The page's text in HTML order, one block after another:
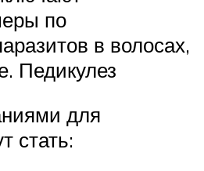
по
в волосах,
Педикулез
для
стать: